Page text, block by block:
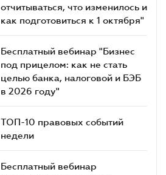
отчитываться, что изменилось и
как подготовиться к 1 октября"
Бесплатный вебинар "Бизнес
под прицелом: как не стать
целью банка, налоговой и БЭБ
в 2026 году"
ТОП-10 правовых событий
недели
Бесплатный вебинар